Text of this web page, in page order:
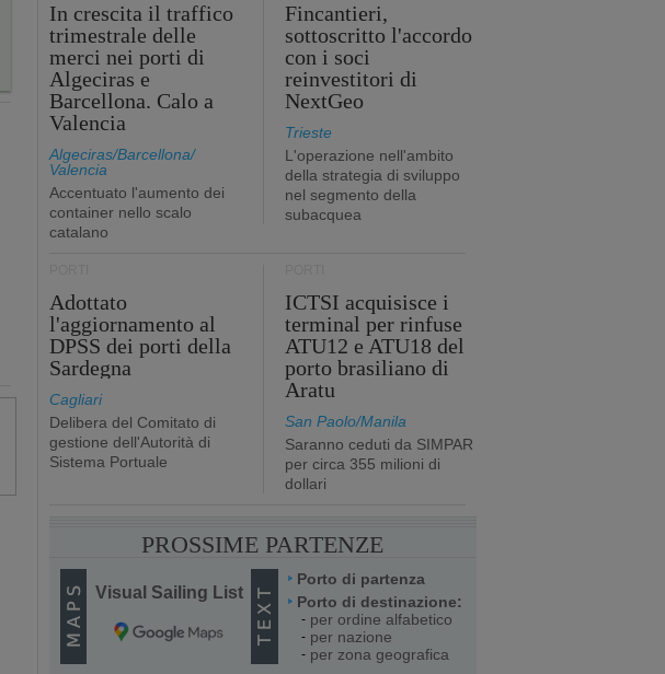
In crescita il traffico
trimestrale delle
merci nei porti di
Algeciras e
Barcellona. Calo a
Valencia
Algeciras/Barcellona/
Valencia
Accentuato l'aumento dei
container nello scalo
catalano
Fincantieri,
sottoscritto l'accordo
con i soci
reinvestitori di
NextGeo
Trieste
L'operazione nell'ambito
della strategia di sviluppo
nel segmento della
subacquea
Adottato
l'aggiornamento al
DPSS dei porti della
Sardegna
Cagliari
Delibera del Comitato di
gestione dell'Autorità di
Sistema Portuale
ICTSI acquisisce i
terminal per rinfuse
ATU12 e ATU18 del
porto brasiliano di
Aratu
San Paolo/Manila
Saranno ceduti da SIMPAR
per circa 355 milioni di
dollari
PROSSIME PARTENZE
Visual Sailing List
Porto di partenza
Porto di destinazione:
- per ordine alfabetico
- per nazione
- per zona geografica